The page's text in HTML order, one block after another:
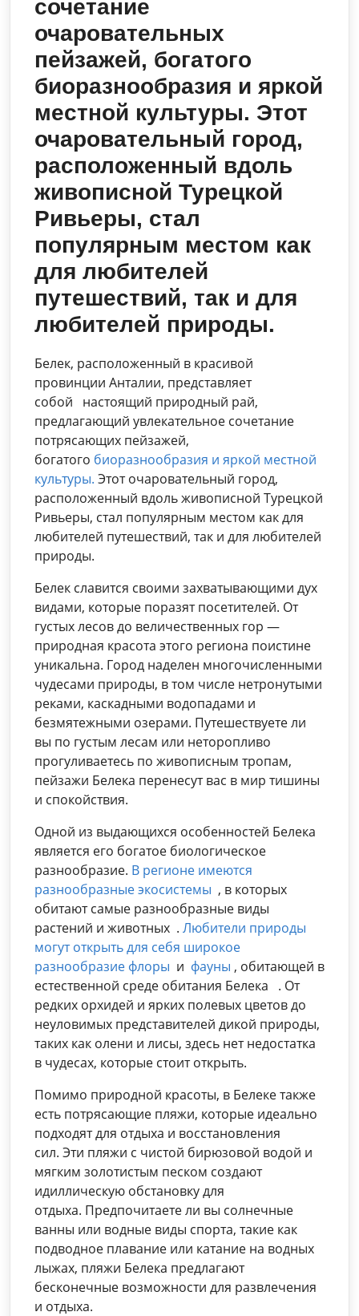
сочетание
очаровательных
пейзажей, богатого
биоразнообразия и яркой
местной культуры. Этот
очаровательный город,
расположенный вдоль
живописной Турецкой
Ривьеры, стал
популярным местом как
для любителей
путешествий, так и для
любителей природы.
Белек, расположенный в красивой
провинции Анталии, представляет
собой настоящий природный рай,
предлагающий увлекательное сочетание
потрясающих пейзажей,
богатого биоразнообразия и яркой местной
культуры. Этот очаровательный город,
расположенный вдоль живописной Турецкой
Ривьеры, стал популярным местом как для
любителей путешествий, так и для любителей
природы.
Белек славится своими захватывающими дух
видами, которые поразят посетителей. От
густых лесов до величественных гор —
природная красота этого региона поистине
уникальна. Город наделен многочисленными
чудесами природы, в том числе нетронутыми
реками, каскадными водопадами и
безмятежными озерами. Путешествуете ли
вы по густым лесам или неторопливо
прогуливаетесь по живописным тропам,
пейзажи Белека перенесут вас в мир тишины
и спокойствия.
Одной из выдающихся особенностей Белека
является его богатое биологическое
разнообразие. В регионе имеются
разнообразные экосистемы , в которых
обитают самые разнообразные виды
растений и животных . Любители природы
могут открыть для себя широкое
разнообразие флоры и фауны , обитающей в
естественной среде обитания Белека . От
редких орхидей и ярких полевых цветов до
неуловимых представителей дикой природы,
таких как олени и лисы, здесь нет недостатка
в чудесах, которые стоит открыть.
Помимо природной красоты, в Белеке также
есть потрясающие пляжи, которые идеально
подходят для отдыха и восстановления
сил. Эти пляжи с чистой бирюзовой водой и
мягким золотистым песком создают
идиллическую обстановку для
отдыха. Предпочитаете ли вы солнечные
ванны или водные виды спорта, такие как
подводное плавание или катание на водных
лыжах, пляжи Белека предлагают
бесконечные возможности для развлечения
и отдыха.